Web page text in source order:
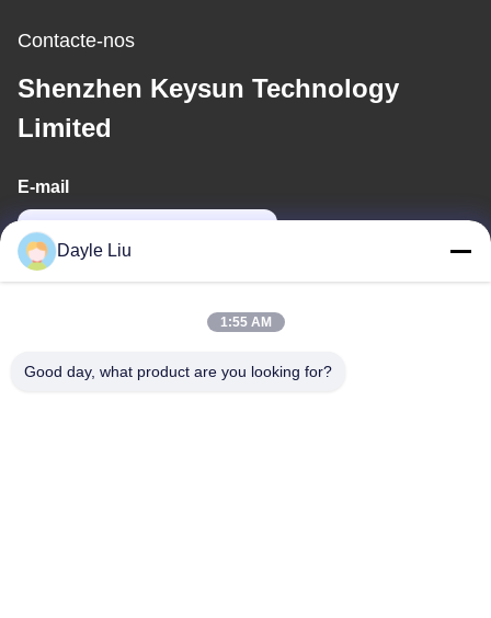
Contacte-nos
Shenzhen Keysun Technology
Limited
E-mail
Dayle Liu
1:55 AM
Good day, what product are you looking for?